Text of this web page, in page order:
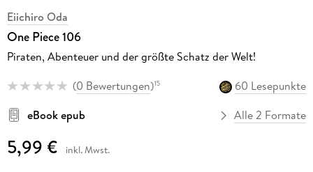
Eiichiro Oda
One Piece 106
Piraten, Abenteuer und der größte Schatz der Welt!
(0 Bewertungen)15
60 Lesepunkte
eBook epub
Alle 2 Formate
5,99 € inkl. Mwst.